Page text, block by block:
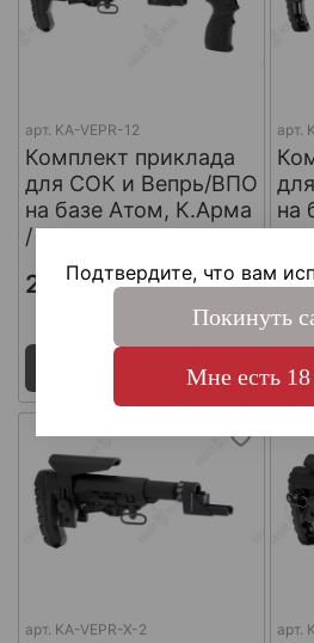
арт. KA-VEPR-12
Комплект приклада
для СОК и Вепрь/ВПО
на базе Атом, К.Арма
/ K.Arma
21 765 ₽
Поставка 7 - 14 дней
арт.
на
21
арт. KA-VEPR-X-2 арт.
Подтвердите, что вам
Покинуть
Мне есть 18